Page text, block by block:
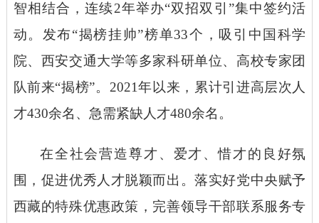
智相结合，连续2年举办“双招双引”集中签约活
动。发布“揭榜挂帅”榜单33个，吸引中国科学
院、西安交通大学等多家科研单位、高校专家团
队前来“揭榜”。2021年以来，累计引进高层次人
才430余名、急需紧缺人才480余名。
在全社会营造尊才、爱才、惜才的良好氛
围，促进优秀人才脱颖而出。落实好党中央赋予
西藏的特殊优惠政策，完善领导干部联系服务专